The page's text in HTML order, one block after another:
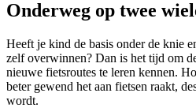
Onderweg op twee
Heeft je kind de basis onder de knie
zelf overwinnen? Dan is het tijd om
nieuwe fietsroutes te leren kennen.
beter gewend het aan fietsen raakt,
wordt.